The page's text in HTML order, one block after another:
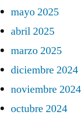
mayo 2025
abril 2025
marzo 2025
diciembre 2024
noviembre 2024
octubre 2024